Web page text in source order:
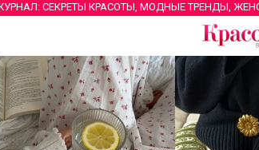
СЕКРЕТЫ КРАСОТЫ, МОДНЫЕ ТРЕНДЫ,